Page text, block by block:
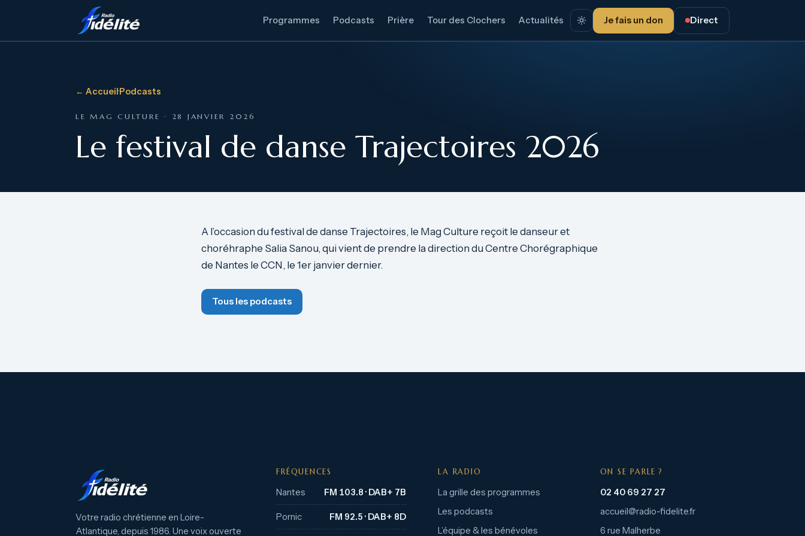
Programmes Podcasts Prière Tour des Clochers Actualités Je fais un don Direct
← Accueil·Podcasts
LE MAG CULTURE · 28 JANVIER 2026
Le festival de danse Trajectoires 2026
A l’occasion du festival de danse Trajectoires, le Mag Culture reçoit le danseur et
choréhraphe Salia Sanou, qui vient de prendre la direction du Centre Chorégraphique
de Nantes le CCN, le 1er janvier dernier.
Tous les podcasts
Votre radio chrétienne en Loire-
Atlantique, depuis 1986. Une voix ouverte
FRÉQUENCES
Nantes FM 103.8 · DAB+ 7B
Pornic FM 92.5 · DAB+ 8D
LA RADIO
La grille des programmes
Les podcasts
L’équipe & les bénévoles
ON SE PARLE ?
02 40 69 27 27
accueil@radio-fidelite.fr
6 rue Malherbe